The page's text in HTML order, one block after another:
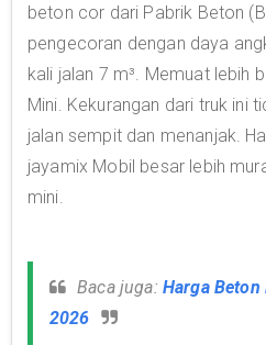
beton cor dari Pabrik Beton
pengecoran dengan daya
kali jalan 7 m³. Memuat lebih
Mini. Kekurangan dari truk ini
jalan sempit dan menanjak.
jayamix Mobil besar lebih
mini.
Baca juga: Harga
2026